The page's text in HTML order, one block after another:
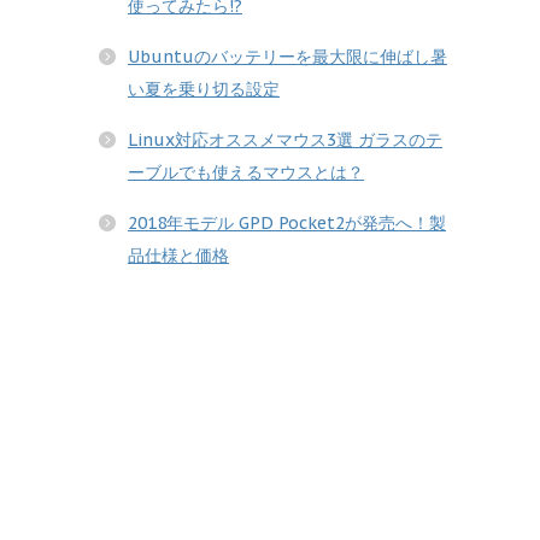
使ってみたら!?
Ubuntuのバッテリーを最大限に伸ばし暑
い夏を乗り切る設定
Linux対応オススメマウス3選 ガラスのテ
ーブルでも使えるマウスとは？
2018年モデル GPD Pocket2が発売へ！製
品仕様と価格